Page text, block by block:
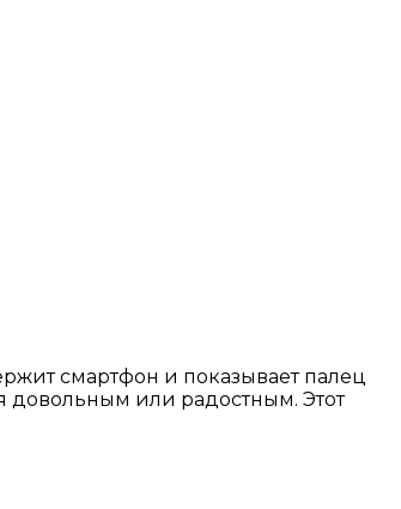
смартфон и показывает палец
довольным или радостным. Этот